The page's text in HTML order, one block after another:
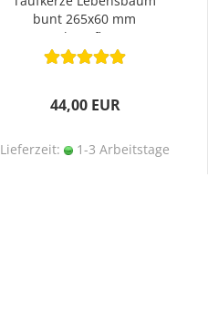
bunt 265x60 mm
Wachsauflagen
44,00 EUR
Lieferzeit: 1-3 Arbeitstage